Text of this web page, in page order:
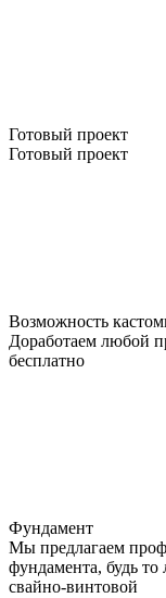
Готовый проект
Готовый проект
Возможность
Доработаем любой
бесплатно
Фундамент
Мы предлагаем
фундамента, будь
свайно-винтовой